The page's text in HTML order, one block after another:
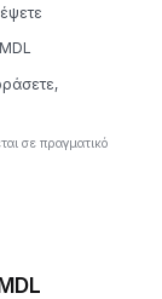
σε πραγματικό